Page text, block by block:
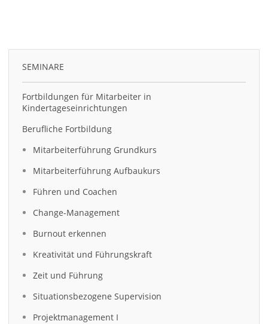
SEMINARE
Fortbildungen für Mitarbeiter in
Kindertageseinrichtungen
Berufliche Fortbildung
Mitarbeiterführung Grundkurs
Mitarbeiterführung Aufbaukurs
Führen und Coachen
Change-Management
Burnout erkennen
Kreativität und Führungskraft
Zeit und Führung
Situationsbezogene Supervision
Projektmanagement I